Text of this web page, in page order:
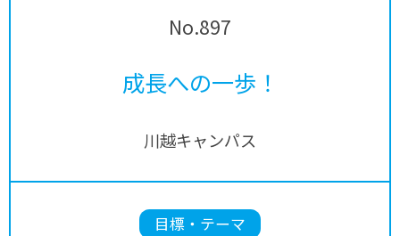
No.897
成長への一歩！
川越キャンパス
目標・テーマ